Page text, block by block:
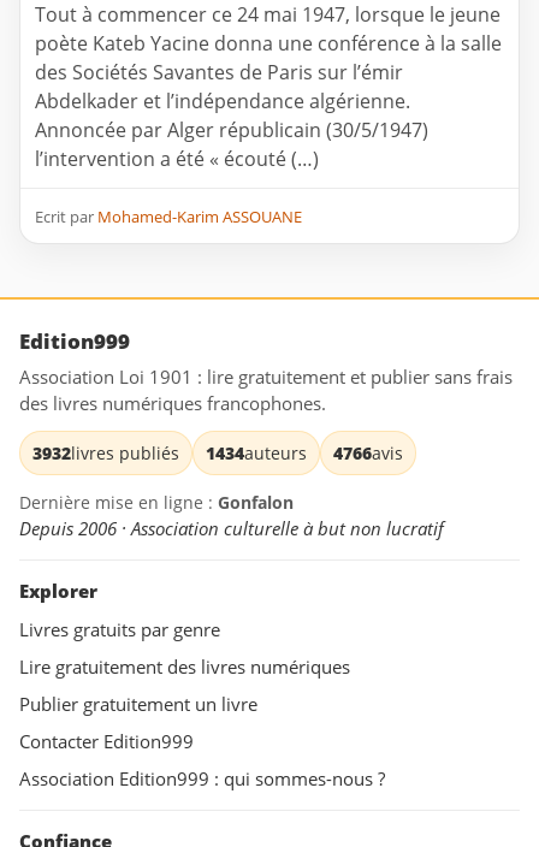
Tout à commencer ce 24 mai 1947, lorsque le jeune
poète Kateb Yacine donna une conférence à la salle
des Sociétés Savantes de Paris sur l’émir
Abdelkader et l’indépendance algérienne.
Annoncée par Alger républicain (30/5/1947)
l’intervention a été « écouté (…)
Ecrit par Mohamed-Karim ASSOUANE
Edition999
Association Loi 1901 : lire gratuitement et publier sans frais
des livres numériques francophones.
3932livres publiés 1434auteurs 4766avis
Dernière mise en ligne : Gonfalon
Depuis 2006 · Association culturelle à but non lucratif
Explorer
Livres gratuits par genre
Lire gratuitement des livres numériques
Publier gratuitement un livre
Contacter Edition999
Association Edition999 : qui sommes-nous ?
Confiance